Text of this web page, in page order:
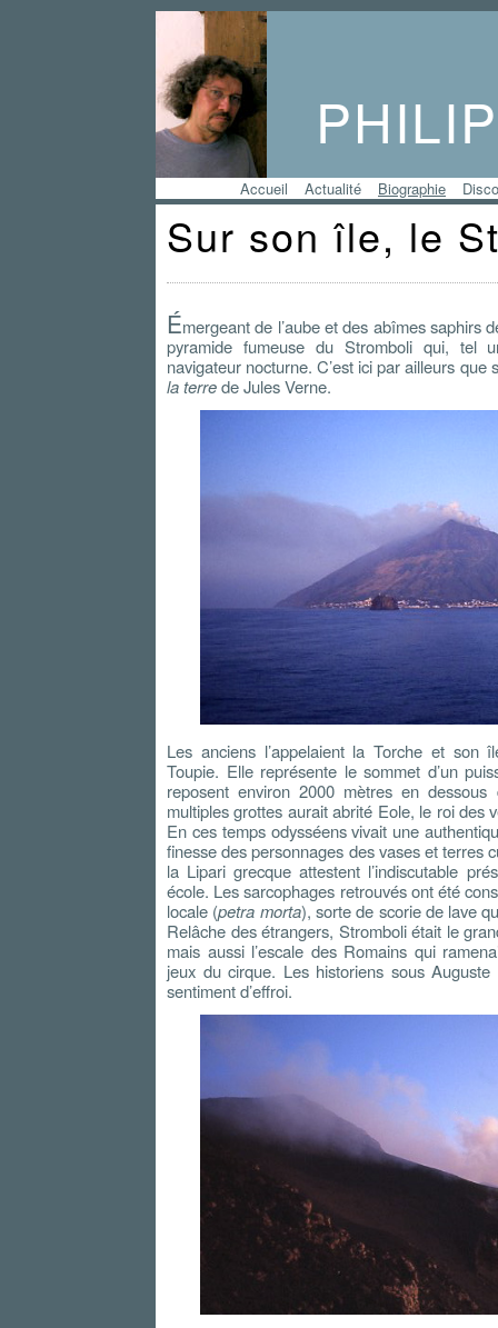
Accueil Actualité Biographie
Sur son île, le
Émergeant de l’aube et des abîmes saphirs
pyramide fumeuse du Stromboli qui, tel
navigateur nocturne. C’est ici par ailleurs que
la terrede Jules Verne.
Les anciens l’appelaient la Torche et
Toupie. Elle représente le sommet d’un
reposent environ 2000 mètres en
multiples grottes aurait abrité Eole, le roi des
En ces temps odysséens vivait une
finesse des personnages des vases et terres
la Lipari grecque attestent l’indiscutable
école. Les sarcophages retrouvés ont été
locale (petra morta), sorte de scorie de lave
Relâche des étrangers, Stromboli était le
mais aussi l’escale des Romains qui
jeux du cirque. Les historiens sous
sentiment d’effroi.